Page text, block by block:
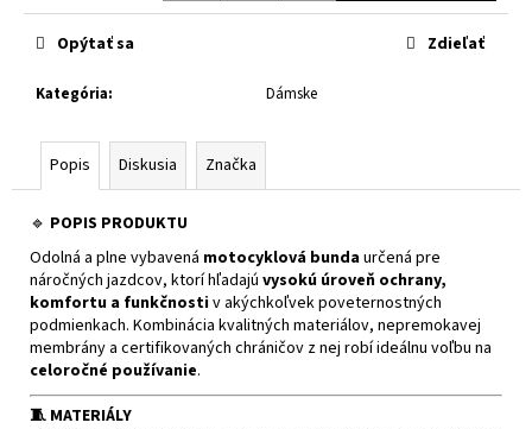
cena:
Kategória: Dámske
Opýtať sa Zdieľať
Popis Diskusia Značka
🔹 POPIS PRODUKTU
Odolná a plne vybavená motocyklová bundaurčená pre
náročných jazdcov, ktorí hľadajú vysokú úroveň ochrany,
komfortu a funkčnostiv akýchkoľvek poveternostných
podmienkach. Kombinácia kvalitných materiálov, nepremokavej
membrány a certifikovaných chráničov z nej robí ideálnu voľbu na
celoročné používanie.
🧵 MATERIÁLY
CABERG
LUNAR
BLACK/GREY/YELLOW
FLUO
€364